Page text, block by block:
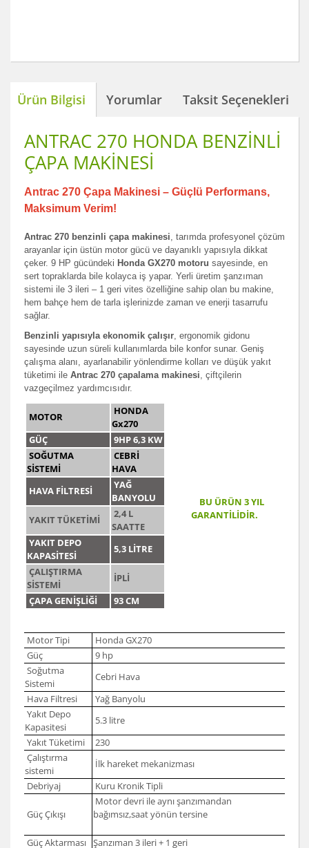
Ürün Bilgisi Yorumlar Taksit Seçenekleri
ANTRAC 270 HONDA BENZİNLİ
ÇAPA MAKİNESİ
Antrac 270 Çapa Makinesi – Güçlü Performans,
Maksimum Verim!
Antrac 270 benzinli çapa makinesi, tarımda profesyonel çözüm
arayanlar için üstün motor gücü ve dayanıklı yapısıyla dikkat
çeker. 9 HP gücündeki Honda GX270 motoru sayesinde, en
sert topraklarda bile kolayca iş yapar. Yerli üretim şanzıman
sistemi ile 3 ileri – 1 geri vites özelliğine sahip olan bu makine,
hem bahçe hem de tarla işlerinizde zaman ve enerji tasarrufu
sağlar.
Benzinli yapısıyla ekonomik çalışır, ergonomik gidonu
sayesinde uzun süreli kullanımlarda bile konfor sunar. Geniş
çalışma alanı, ayarlanabilir yönlendirme kolları ve düşük yakıt
tüketimi ile Antrac 270 çapalama makinesi, çiftçilerin
vazgeçilmez yardımcısıdır.
MOTOR
HONDA
Gx270
GÜÇ
9HP 6,3 KW
SOĞUTMA
SİSTEMİ
CEBRİ
HAVA
HAVA FİLTRESİ
YAĞ
BANYOLU
YAKIT TÜKETİMİ
2,4 L
SAATTE
YAKIT DEPO
KAPASİTESİ
5,3 LİTRE
ÇALIŞTIRMA
SİSTEMİ
İPLİ
ÇAPA GENİŞLİĞİ
93 CM
BU ÜRÜN 3 YIL
GARANTİLİDİR.
Motor Tipi
Honda GX270
Güç
9 hp
Soğutma
Sistemi
Cebri Hava
Hava Filtresi
Yağ Banyolu
Yakıt Depo
Kapasitesi
5.3 litre
Yakıt Tüketimi
230
Çalıştırma
sistemi
İlk hareket mekanizması
Debriyaj
Kuru Kronik Tipli
Güç Çıkışı
Motor devri ile aynı şanzımandan
bağımsız,saat yönün tersine
Güç Aktarması Şanzıman 3 ileri + 1 geri